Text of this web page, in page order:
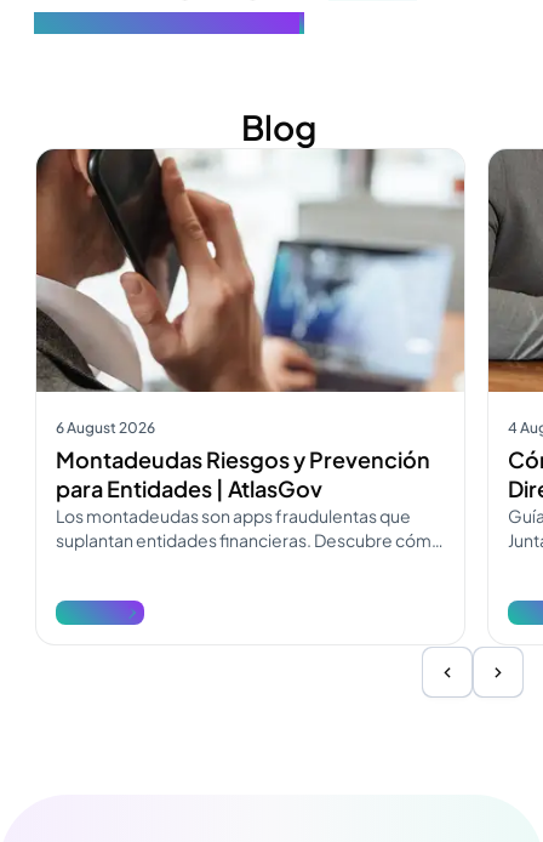
.
Blog
Ver más
6 August 2026
Montadeudas Riesgos y Prevención
para Entidades | AtlasGov
Los montadeudas son apps fraudulentas que
suplantan entidades financieras. Descubre cómo
Ver más
Ver
4
Ver